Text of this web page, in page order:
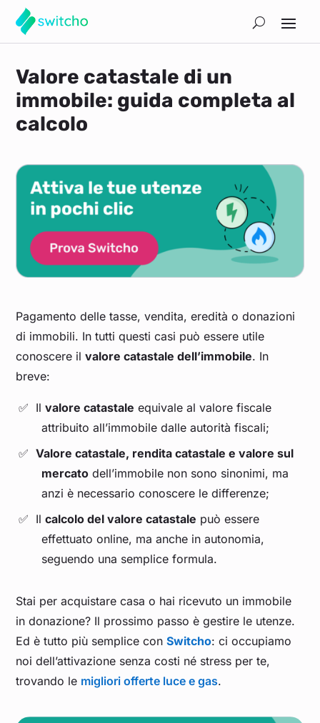
Valore catastale di un
immobile: guida completa al
calcolo
Pagamento delle tasse, vendita, eredità o donazioni
di immobili. In tutti questi casi può essere utile
conoscere ilvalore catastale dell’immobile. In
breve:
Il valore catastale equivale al valore fiscale
attribuito all’immobile dalle autorità fiscali;
Valore catastale, rendita catastale e valore sul
mercato dell’immobile non sono sinonimi, ma
anzi è necessario conoscere le differenze;
Il calcolo del valore catastale può essere
effettuato online, ma anche in autonomia,
seguendo una semplice formula.
Stai per acquistare casa o hai ricevuto un immobile
in donazione? Il prossimo passo è gestire le utenze.
Ed è tutto più semplice conSwitcho: ci occupiamo
noi dell’attivazione senza costi né stress per te,
trovando le migliori offerte luce e gas.